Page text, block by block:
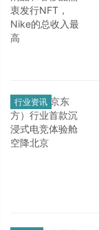
行业资讯